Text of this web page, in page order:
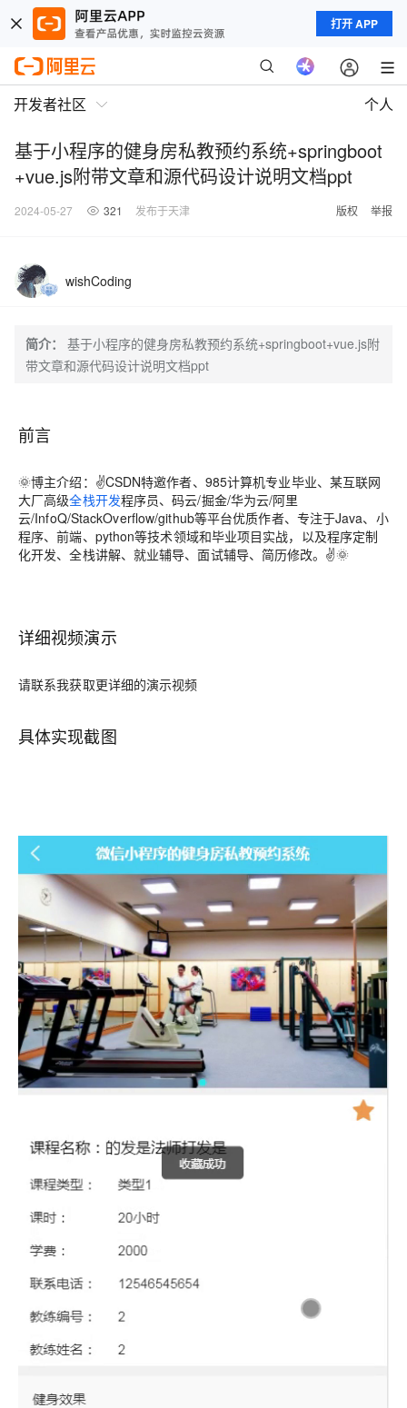
打开 APP
开发者社区 个人
基于小程序的健身房私教预约系统+springboot
+vue.js附带文章和源代码设计说明文档ppt
2024-05-27 321 发布于天津 版权 举报
wishCoding
简介：
基于小程序的健身房私教预约系统+springboot+vue.js附
带文章和源代码设计说明文档ppt
前言
🌞博主介绍 ：✌CSDN特邀作者、985计算机专业毕业、某互联网
大厂高级全栈开发程序员、码云/掘金/华为云/阿里
云/InfoQ/StackOverflow/github等平台优质作者、专注于Java、小
程序、前端、python等技术领域和毕业项目实战，以及程序定制
化开发、全栈讲解、就业辅导、面试辅导、简历修改。✌🌞
详细视频演示
请联系我获取更详细的演示视频
具体实现截图